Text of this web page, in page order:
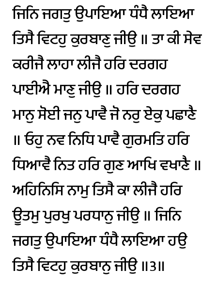
ਜਿਨਿਜਗਤੁਉਪਾਇਆਧੰਧੈਲਾਇਆ
ਤਿਸੈਵਿਟਹੁਕੁਰਬਾਣੁਜੀਉ॥ਤਾਕੀਸੇਵ
ਕਰੀਜੈਲਾਹਾਲੀਜੈਹਰਿਦਰਗਹ
ਪਾਈਐਮਾਣੁਜੀਉ॥ਹਰਿਦਰਗਹ
ਮਾਨੁਸੋਈਜਨੁਪਾਵੈਜੋਨਰੁਏਕੁਪਛਾਣੈ
॥ਓਹੁਨਵਨਿਧਿਪਾਵੈਗੁਰਮਤਿਹਰਿ
ਧਿਆਵੈਨਿਤਹਰਿਗੁਣਆਖਿਵਖਾਣੈ॥
ਅਹਿਨਿਸਿਨਾਮੁਤਿਸੈਕਾਲੀਜੈਹਰਿ
ਊਤਮੁਪੁਰਖੁਪਰਧਾਨੁਜੀਉ॥ਜਿਨਿ
ਜਗਤੁਉਪਾਇਆਧੰਧੈਲਾਇਆਹਉ
ਤਿਸੈਵਿਟਹੁਕੁਰਬਾਨੁਜੀਉ॥੩॥